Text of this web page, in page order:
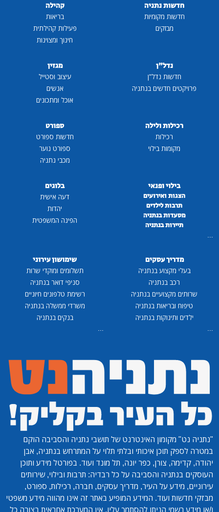
חדשות נתניה
חדשות מקומיות
מבזקים
קהילה
בריאות
פעילות קהילתית
חינוך ומצוינות
נדל"ן
חדשות נדל"ן
פרויקטים חדשים בנתניה
מגזין
עיצוב וסטייל
אנשים
אוכל ומתכונים
רכילות ולילה
רכילות
מקומות בילוי
ספורט
חדשות ספורט
ספורט נוער
מכבי נתניה
בילוי ופנאי
הצגות ואירועים
תרבות לילדים
מסעדות בנתניה
תיירות בנתניה
...
בלוגים
דעה אישית
יהדות
הפינה המשפטית
מדריך עסקים
בעלי מקצוע בנתניה
רכב בנתניה
שרותים מקצועיים בנתניה
טיפוח ובריאות בנתניה
ילדים ותינוקות בנתניה
...
שימושון עירוני
תשלומים ומוקדי שרות
סניפי דואר בנתניה
רשימת טלפונים חיוניים
משרדי ממשלה בנתניה
בנקים בנתניה
...
"נתניה נט" מקומון האינטרנט של תושבי נתניה והסביבה הוקם
במטרה לספק תוכן איכותי ובלתי תלוי על המתרחש בנתניה, אבן
יהודה, קדימה, צורן, כפר יונה, תל מונד ועוד. בפורטל מידע ותוכן
העוסקים בנתניה והסביבה על כל רבדיה: תרבות ובילוי, שירותים
עירוניים, מידע על העיר, מדריך עסקים, חברה, רכילות, ספורט,
מבזקי חדשות ועוד. המידע המופיע באתר זה אינו מהווה מידע משפטי
ו/או מידע רשמי הניתן להסתמך עליו. אין המערכת אחראית בצורה כל